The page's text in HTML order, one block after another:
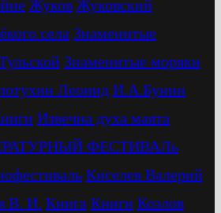
Жуков Жуковский
села Знаменитые
Знаменитые моряки
Леонид И.А.Бунин
Извечна духа маята
ФЕСТИВАЛь
Киселев Валерий
В. И. Книга Книги Козлов